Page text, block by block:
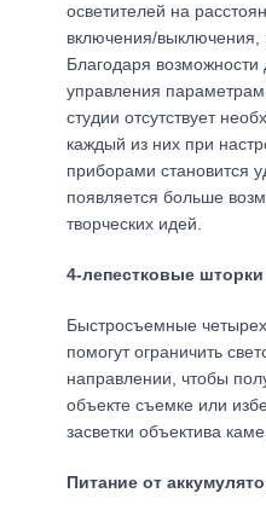
осветителей на
включения/выключения,
Благодаря возможности
управления
студии отсутствует
каждый из них при
приборами становится
появляется больше
творческих идей.
4-лепестковые
Быстросъемные
помогут ограничить
направлении, чтобы
объекте съемке или
засветки объектива
Питание от